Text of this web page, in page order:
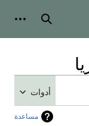
بحث
أدوات
مساعدة